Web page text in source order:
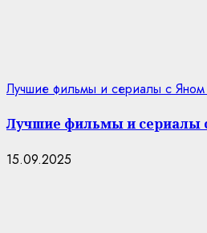
Лучшие фильмы и сериалы с Яном
Лучшие фильмы и сериалы
15.09.2025